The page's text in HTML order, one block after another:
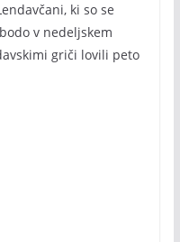
ki so se
v nedeljskem
griči lovili peto